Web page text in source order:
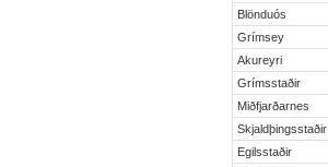
Blönduós
Grímsey
Akureyri
Grímsstaðir
Miðfjarðarnes
Skjaldþingsstaðir
Egilsstaðir